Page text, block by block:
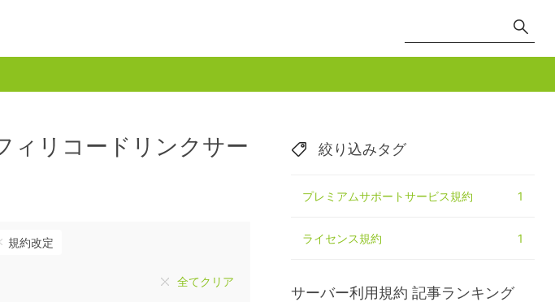
ィリコードリンクサー
規約改定
全てクリア
絞り込みタグ
プレミアムサポートサービス規約 1
ライセンス規約 1
サーバー利用規約 記事ランキング